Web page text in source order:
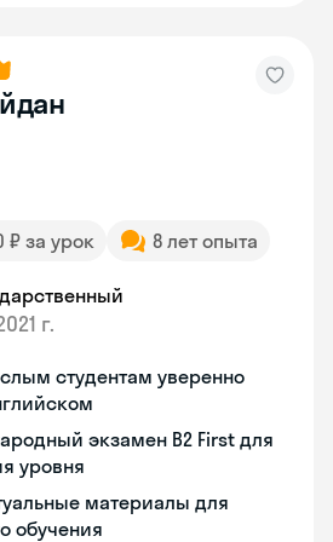
₽ за урок 8 лет опыта
г.
студентам уверенно
экзамен B2 First для
уровня
материалы для
обучения